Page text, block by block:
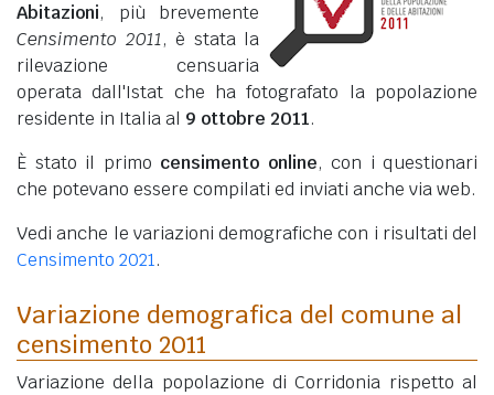
Abitazioni, più brevemente
Censimento 2011, è stata la
rilevazione censuaria
operata dall'Istat che ha fotografato la popolazione
residente in Italia al 9 ottobre 2011.
È stato il primo censimento online, con i questionari
che potevano essere compilati ed inviati anche via web.
Vedi anche le variazioni demografiche con i risultati del
Censimento 2021.
Variazione demografica del comune al
censimento 2011
Variazione della popolazione di Corridonia rispetto al